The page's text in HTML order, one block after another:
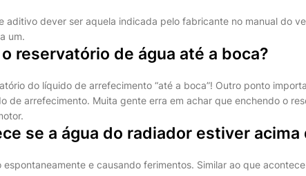
aditivo dever ser aquela indicada pelo fabricante no manual do
um.
reservatório de água até a boca?
do líquido de arrefecimento “até a boca”! Outro ponto
de arrefecimento. Muita gente erra em achar que enchendo o
se a água do radiador estiver acima
e causando ferimentos. Similar ao que